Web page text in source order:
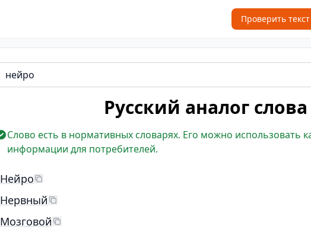
Проверить текст
Русский аналог слова
Слово есть в нормативных словарях. Его можно использовать
информации для потребителей.
Нейро
Нервный
Мозговой